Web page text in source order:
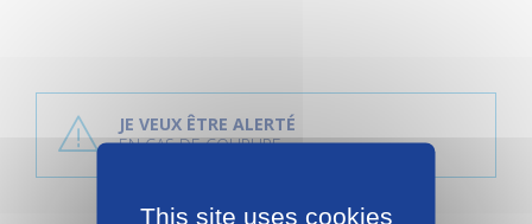
P
d
JE VEUX ÊTRE ALERTÉ
EN CAS DE COUPURE
This site uses cookies